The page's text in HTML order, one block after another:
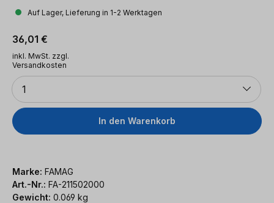
Auf Lager, Lieferung in 1-2 Werktagen
Regulärer Preis:
36,01 €
inkl. MwSt. zzgl.
Versandkosten
Anzahl
1
In den Warenkorb
Marke: FAMAG
Art.-Nr.: FA-211502000
Gewicht: 0.069 kg